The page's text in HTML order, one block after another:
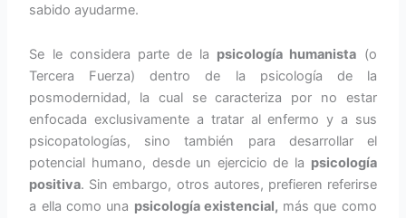
sabido ayudarme.
Se le considera parte de la psicología humanista (o
Tercera Fuerza) dentro de la psicología de la
posmodernidad, la cual se caracteriza por no estar
enfocada exclusivamente a tratar al enfermo y a sus
psicopatologías, sino también para desarrollar el
potencial humano, desde un ejercicio de la psicología
positiva. Sin embargo, otros autores, prefieren referirse
a ella como una psicología existencial, más que como